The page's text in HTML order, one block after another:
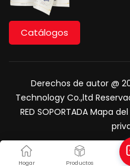
Catálogos
Derechos de autor @
Technology Co.,ltd
RED SOPORTADA Mapa
Hogar Productos